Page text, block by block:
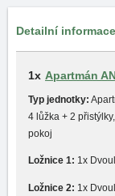
Detailní informace
1x Apartmán
Typ jednotky:
4 lůžka + 2
pokoj
Ložnice 1: 1x
Ložnice 2: 1x